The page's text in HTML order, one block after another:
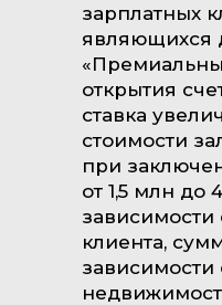
зарплатных
являющихся
открытия
ставка
стоимости
при
от 1,5 млн до
клиента,